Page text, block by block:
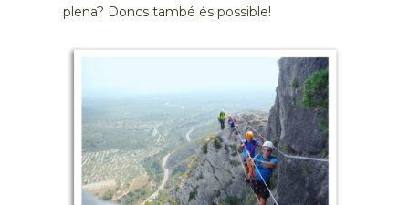
plena? Doncs també és possible!